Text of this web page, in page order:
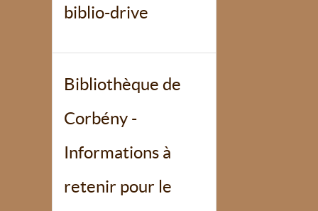
biblio-drive
Bibliothèque de
Corbény -
Informations à
retenir pour le